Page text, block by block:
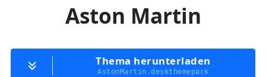
Aston Martin
Thema herunterladen
AstonMartin.deskthemepack